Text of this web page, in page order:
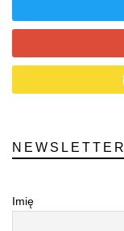
NEWSLETTER
Imię